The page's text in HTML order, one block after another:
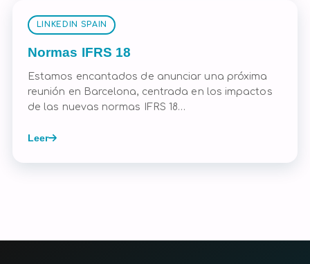
LINKEDIN SPAIN
Normas IFRS 18
Estamos encantados de anunciar una próxima
reunión en Barcelona, centrada en los impactos
de las nuevas normas IFRS 18…
Leer